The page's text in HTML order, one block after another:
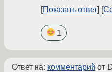
Показать ответ
1
Ответ на: комментарий от